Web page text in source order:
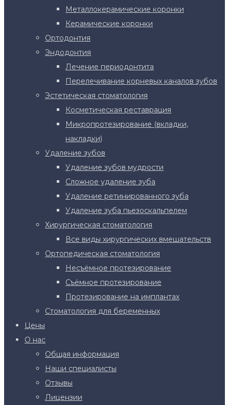
Металлокерамические коронки
Керамические коронки
Ортодонтия
Эндодонтия
Лечение периодонтита
Перелечивание корневых каналов зубов
Эстетическая стоматология
Косметическая реставрация
Микропротезирование (вкладки,
накладки)
Удаление зубов
Удаление зубов мудрости
Сложное удаление зуба
Удаление ретинированного зуба
Удаление зуба пьезоскальпелем
Хирургическая стоматология
Все виды хирургических вмешательств
Ортопедическая стоматология
Несъёмное протезирование
Съёмное протезирование
Протезирование на имплантах
Стоматология для беременных
Цены
О нас
Общая информация
Наши специалисты
Отзывы
Лицензии